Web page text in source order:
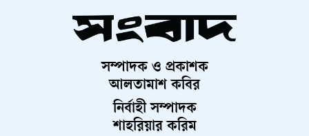
সম্পাদক ও প্রকাশক
আলতামাশ কবির
নির্বাহী সম্পাদক
শাহরিয়ার করিম